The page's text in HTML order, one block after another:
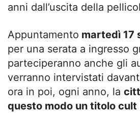
anni dall’uscita della
Appuntamento martedì 17
per una serata a ingresso
parteciperanno anche gli
verranno intervistati
ora in poi, ogni anno, la
questo modo un titolo cult